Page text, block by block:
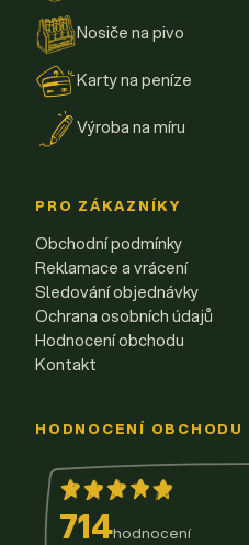
Nosiče na pivo
Karty na peníze
Výroba na míru
PRO ZÁKAZNÍKY
Obchodní podmínky
Reklamace a vrácení
Sledování objednávky
Ochrana osobních údajů
Hodnocení obchodu
Kontakt
HODNOCENÍ OBCHODU
714hodnocení